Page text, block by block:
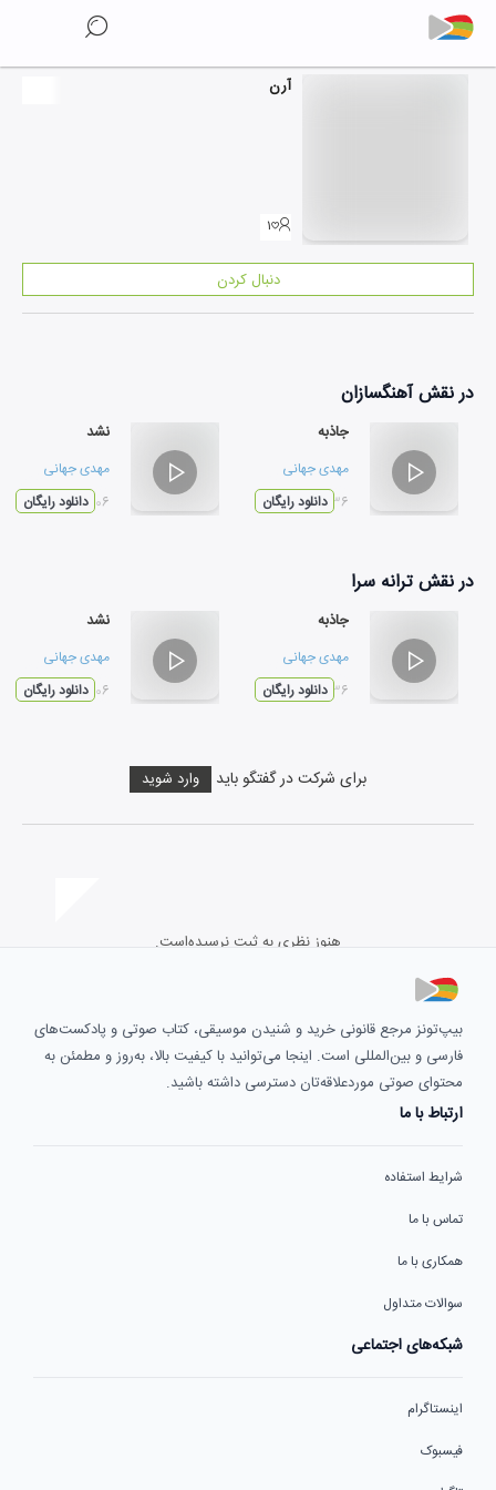
آرن
۱
دنبال کردن
در نقشآهنگسازان
جاذبه
مهدی جهانی
۰۲:۳۶دانلود رایگان
نشد
مهدی جهانی
۰۳:۰۶دانلود رایگان
در نقشترانه سرا
جاذبه
مهدی جهانی
۰۲:۳۶دانلود رایگان
نشد
مهدی جهانی
۰۳:۰۶دانلود رایگان
برای شرکت در گفتگو باید وارد شوید
هنوز نظری به ثبت نرسیده‌است.
بیپ‌تونز مرجع قانونی خرید و شنیدن موسیقی، کتاب صوتی و پادکست‌های
فارسی و بین‌المللی است. اینجا می‌توانید با کیفیت بالا، به‌روز و مطمئن به
محتوای صوتی موردعلاقه‌تان دسترسی داشته باشید.
ارتباط با ما
شرایط استفاده
تماس با ما
همکاری با ما
سوالات متداول
شبکه‌های اجتماعی
اینستاگرام
فیسبوک